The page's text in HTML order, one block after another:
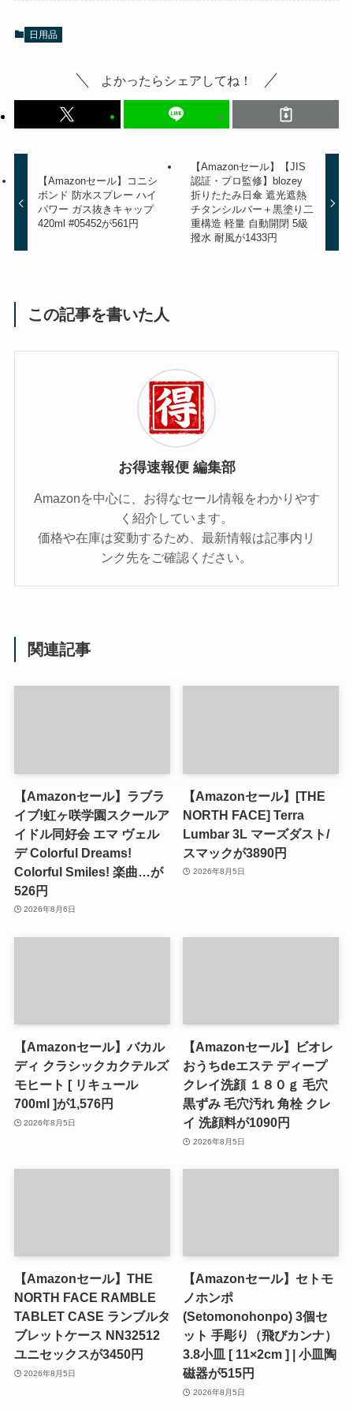
日用品
よかったらシェアしてね！
【Amazonセール】コニシ
ボンド 防水スプレー ハイ
パワー ガス抜きキャップ
420ml #05452が561円
【Amazonセール】【JIS
認証・プロ監修】blozey
折りたたみ日傘 遮光遮熱
チタンシルバー＋黒塗り二
重構造 軽量 自動開閉 5級
撥水 耐風が1433円
この記事を書いた人
お得速報便 編集部
Amazonを中心に、お得なセール情報をわかりやす
く紹介しています。
価格や在庫は変動するため、最新情報は記事内リ
ンク先をご確認ください。
関連記事
【Amazonセール】ラブラ
イブ!虹ヶ咲学園スクールア
イドル同好会 エマ ヴェル
デ Colorful Dreams!
Colorful Smiles! 楽曲…が
526円
2026年8月6日
【Amazonセール】[THE
NORTH FACE] Terra
Lumbar 3L マーズダスト/
スマックが3890円
2026年8月5日
【Amazonセール】バカル
ディ クラシックカクテルズ
モヒート [ リキュール
700ml ]が1,576円
2026年8月5日
【Amazonセール】ビオレ
おうちdeエステ ディープ
クレイ洗顔 １８０ｇ 毛穴
黒ずみ 毛穴汚れ 角栓 クレ
イ 洗顔料が1090円
2026年8月5日
【Amazonセール】THE
NORTH FACE RAMBLE
TABLET CASE ランブルタ
ブレットケース NN32512
ユニセックスが3450円
2026年8月5日
【Amazonセール】セトモ
ノホンポ
(Setomonohonpo) 3個セ
ット 手彫り（飛びカンナ）
3.8小皿 [ 11×2cm ] | 小皿陶
磁器が515円
2026年8月5日